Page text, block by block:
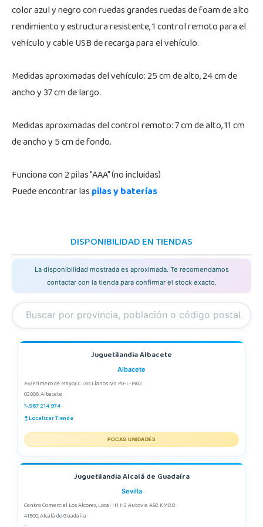
color azul y negro con ruedas grandes ruedas de foam de alto
rendimiento y estructura resistente, 1 control remoto para el
vehículo y cable USB de recarga para el vehículo.
Medidas aproximadas del vehículo: 25 cm de alto, 24 cm de
ancho y 37 cm de largo.
Medidas aproximadas del control remoto: 7 cm de alto, 11 cm
de ancho y 5 cm de fondo.
Funciona con 2 pilas "AAA" (no incluidas)
Puede encontrar laspilas y baterías
DISPONIBILIDAD EN TIENDAS
La disponibilidad mostrada es aproximada. Te recomendamos
contactar con la tienda para confirmar el stock exacto.
Juguetilandia Albacete
Albacete
Av/Primero de Mayo,CC Los Llanos s/n P0-L-M02
02006, Albacete
967 214 974
Localizar Tienda
POCAS UNIDADES
Juguetilandia Alcalá de Guadaíra
Sevilla
Centro Comercial Los Alcores, Local H1 H2 Autovia A92 KM8.8
41500, Alcalá de Guadaíra